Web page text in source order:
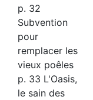
p. 32
Subvention
pour
remplacer les
vieux poêles
p. 33 L'Oasis,
le sain des